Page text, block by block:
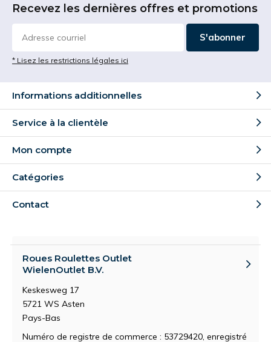
Recevez les dernières offres et promotions
S'abonner
* Lisez les restrictions légales ici
Informations additionnelles
Service à la clientèle
Mon compte
Catégories
Contact
Roues Roulettes Outlet
WielenOutlet B.V.
Keskesweg 17
5721 WS Asten
Pays-Bas
Numéro de registre de commerce : 53729420, enregistré